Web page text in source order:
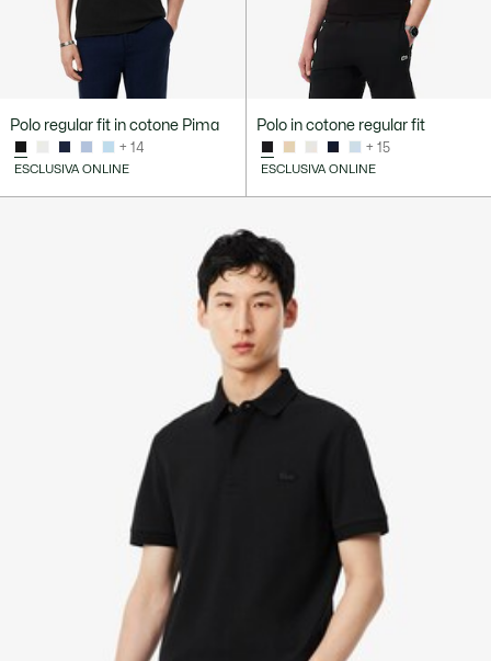
Polo regular fit in cotone Pima
+ 14
ESCLUSIVA ONLINE
Polo in cotone regular fit
+ 15
ESCLUSIVA ONLINE